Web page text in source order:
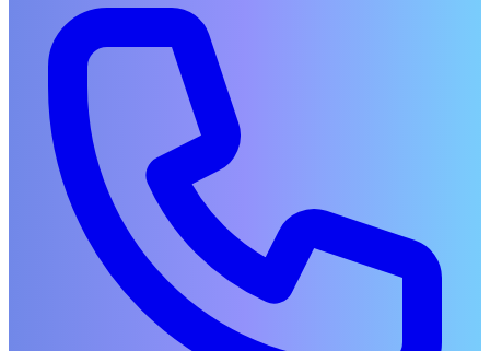
WORKS
SERVICES
展示会ブース・ショールーム
イベント企画・運営
音楽・動画制作
地域イベント企画
COMPANY
RECRUIT
CONTACT